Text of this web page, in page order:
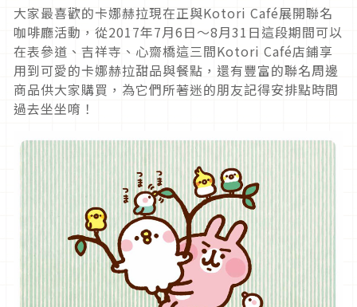
大家最喜歡的卡娜赫拉現在正與Kotori Café展開聯名
咖啡廳活動，從2017年7月6日～8月31日這段期間可以
在表參道、吉祥寺、心齋橋這三間Kotori Café店鋪享
用到可愛的卡娜赫拉甜品與餐點，還有豐富的聯名周邊
商品供大家購買，為它們所著迷的朋友記得安排點時間
過去坐坐唷！